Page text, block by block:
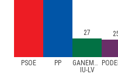
PSOE PP
GANEMOS-
IU-LV
27